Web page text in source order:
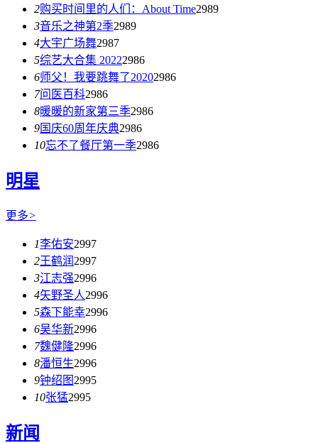
2购买时间里的人们：About Time2989
3音乐之神第2季2989
4大宇广场舞2987
5综艺大合集 20222986
6师父！我要跳舞了20202986
7问医百科2986
8暖暖的新家第三季2986
9国庆60周年庆典2986
10忘不了餐厅第一季2986
明星
更多>
1李佑安2997
2王鹤润 2997
3江志强2996
4矢野圣人2996
5森下能幸2996
6吴华新2996
7魏健隆2996
8潘恒生2996
9钟绍图 2995
10张猛2995
新闻